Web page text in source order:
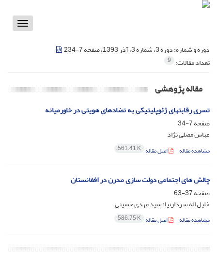
Toggle
دوره و شماره:دوره 3، شماره 3، آذر 1393، صفحه 7-234
تعداد مقالات: 9
مقاله پژوهشی
تسری رقابتهای ژئوپلیتیکی به تضادهای هویتی در خاورمیانه
صفحه7-34
عباس مصلی نژاد
مشاهده مقاله اصل مقاله 561.41 K
چالش های اجتماعی دولت سازی مدرن در افغانستان
صفحه37-63
خلیل اله سردارنیا؛ سید مهدی حسینی
مشاهده مقاله اصل مقاله 586.75 K